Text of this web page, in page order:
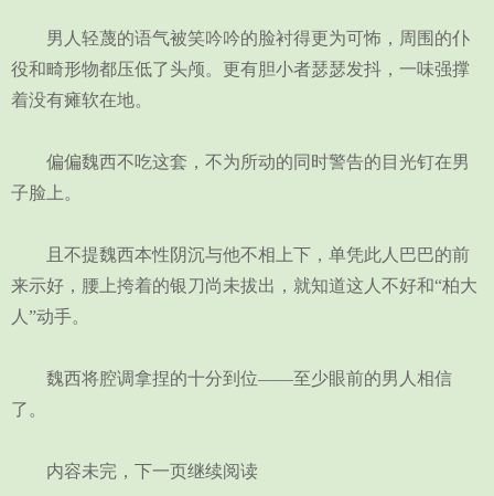
男人轻蔑的语气被笑吟吟的脸衬得更为可怖，周围的仆
役和畸形物都压低了头颅。更有胆小者瑟瑟发抖，一味强撑
着没有瘫软在地。
偏偏魏西不吃这套，不为所动的同时警告的目光钉在男
子脸上。
且不提魏西本性阴沉与他不相上下，单凭此人巴巴的前
来示好，腰上挎着的银刀尚未拔出，就知道这人不好和“柏大
人”动手。
魏西将腔调拿捏的十分到位——至少眼前的男人相信
了。
内容未完，下一页继续阅读